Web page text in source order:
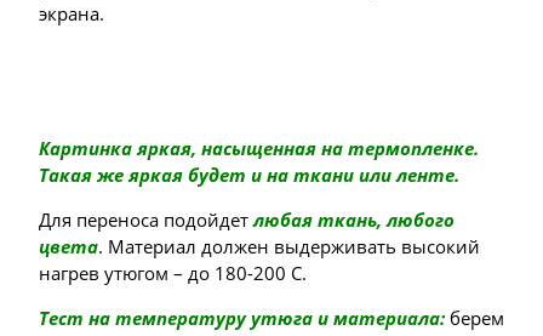
экрана.
Картинка яркая, насыщенная на термопленке.
Такая же яркая будет и на ткани или ленте.
Для переноса подойдетлюбая ткань, любого
цвета. Материал должен выдерживать высокий
нагрев утюгом – до 180-200 С.
Тест на температуру утюга и материала: берем